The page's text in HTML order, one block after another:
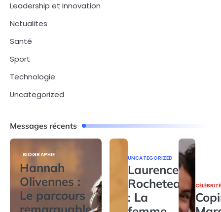
Leadership et Innovation
Nctualites
Santé
Sport
Technologie
Uncategorized
Messages récents
BIOGRAPHIE
Hannah
Olivennes :
Le parcours
remarquable
UNCATEGORIZED
Laurence
Rocheteau
: La